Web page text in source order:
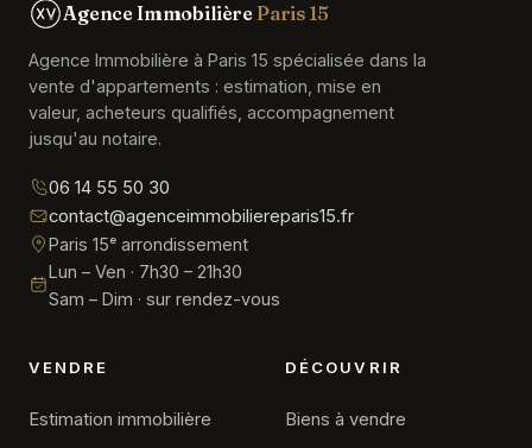
Agence Immobilière Paris 15
Agence Immobilière à Paris 15 spécialisée dans la
vente d'appartements : estimation, mise en
valeur, acheteurs qualifiés, accompagnement
jusqu'au notaire.
06 14 55 50 30
contact@agenceimmobiliereparis15.fr
Paris 15ᵉ arrondissement
Lun – Ven · 7h30 – 21h30
Sam – Dim · sur rendez-vous
VENDRE
Estimation immobilière
DÉCOUVRIR
Biens à vendre